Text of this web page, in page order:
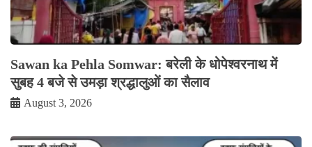
Sawan ka Pehla Somwar: बरेली के धोपेश्वरनाथ में
सुबह 4 बजे से उमड़ा श्रद्धालुओं का सैलाव
August 3, 2026